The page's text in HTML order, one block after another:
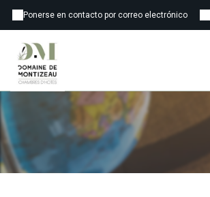
Ponerse en contacto por correo electrónico